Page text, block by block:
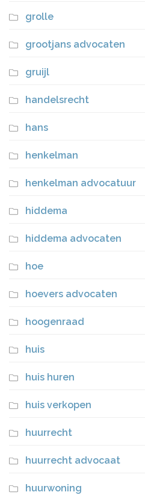
grolle
grootjans advocaten
gruijl
handelsrecht
hans
henkelman
henkelman advocatuur
hiddema
hiddema advocaten
hoe
hoevers advocaten
hoogenraad
huis
huis huren
huis verkopen
huurrecht
huurrecht advocaat
huurwoning